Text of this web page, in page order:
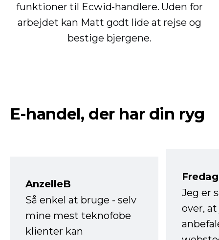
funktioner til Ecwid-handlere. Uden for
arbejdet kan Matt godt lide at rejse og
bestige bjergene.
E-handel, der har din ryg
AnzelleB
Så enkel at bruge - selv
mine mest teknofobe
klienter kan
Jeg er
over,